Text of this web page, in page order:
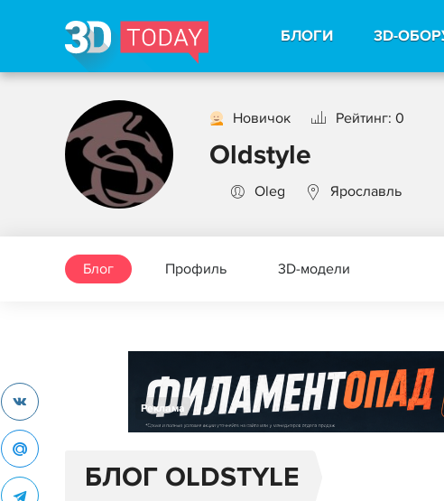
БЛОГИ 3D-
Новичок Рейтинг: 0
Oldstyle
Oleg Ярославль
Блог Профиль 3D-модели
Реклама
БЛОГ OLDSTYLE